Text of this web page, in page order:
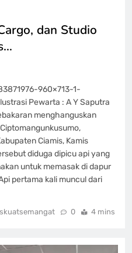
dan Studio
960×713-1-
Pewarta : A Y Saputra
menghanguskan
Ciamis, Kamis
diduga dipicu api yang
untuk memasak di dapur
pertama kali muncul dari
0 4 mins